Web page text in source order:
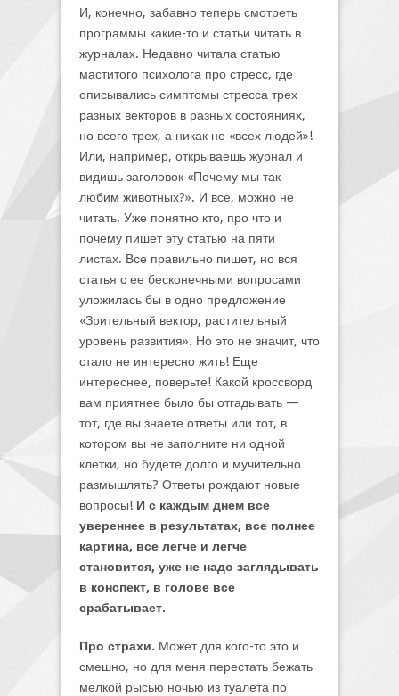
И, конечно, забавно теперь смотреть
программы какие-то и статьи читать в
журналах. Недавно читала статью
маститого психолога про стресс, где
описывались симптомы стресса трех
разных векторов в разных состояниях,
но всего трех, а никак не «всех людей»!
Или, например, открываешь журнал и
видишь заголовок «Почему мы так
любим животных?». И все, можно не
читать. Уже понятно кто, про что и
почему пишет эту статью на пяти
листах. Все правильно пишет, но вся
статья с ее бесконечными вопросами
уложилась бы в одно предложение
«Зрительный вектор, растительный
уровень развития». Но это не значит, что
стало не интересно жить! Еще
интереснее, поверьте! Какой кроссворд
вам приятнее было бы отгадывать —
тот, где вы знаете ответы или тот, в
котором вы не заполните ни одной
клетки, но будете долго и мучительно
размышлять? Ответы рождают новые
вопросы! И с каждым днем все
увереннее в результатах, все полнее
картина, все легче и легче
становится, уже не надо заглядывать
в конспект, в голове все
срабатывает.
Про страхи. Может для кого-то это и
смешно, но для меня перестать бежать
мелкой рысью ночью из туалета по